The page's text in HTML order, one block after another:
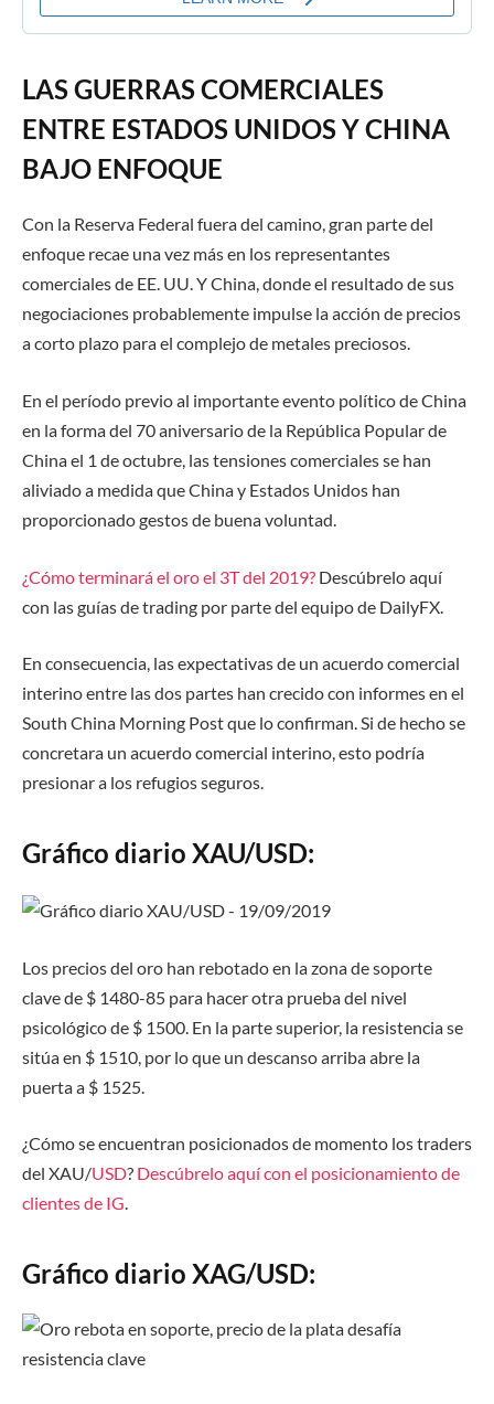
LAS GUERRAS COMERCIALES
ENTRE ESTADOS UNIDOS Y CHINA
BAJO ENFOQUE
Con la Reserva Federal fuera del camino, gran parte del
enfoque recae una vez más en los representantes
comerciales de EE. UU. Y China,dondeel resultadode sus
negociaciones probablemente impulse la acción de precios
a corto plazo para el complejo de metales preciosos.
En el período previo al importante evento político de China
en la forma del 70 aniversario de la República Popular de
China el 1 de octubre, las tensiones comerciales se han
aliviado a medida que China y Estados Unidos han
proporcionado gestos de buena voluntad.
¿Cómo terminaráel oroel 3T del 2019? Descúbrelo aquí
con las guías de trading por parte del equipo de DailyFX.
En consecuencia, las expectativas de un acuerdo comercial
interino entre las dos partes han crecido con informes en el
South China Morning Post que lo confirman. Si de hecho se
concretara un acuerdo comercial interino, esto podría
presionar a los refugios seguros.
Gráfico diario XAU/USD:
Los precios del oro han rebotado en la zona de soporte
clave de $ 1480-85 para hacer otra prueba del nivel
psicológico de $ 1500. En la parte superior, la resistencia se
sitúa en $ 1510, por lo que un descanso arriba abre la
puerta a $ 1525.
¿Cómo se encuentran posicionados de momento los traders
del XAU/USD? Descúbrelo aquí con el posicionamiento de
clientes de IG.
Gráfico diario XAG/USD: